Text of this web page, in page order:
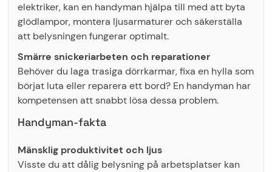
elektriker, kan en handyman hjälpa till med att byta
glödlampor, montera ljusarmaturer och säkerställa
att belysningen fungerar optimalt.
Smärre snickeriarbeten och reparationer
Behöver du laga trasiga dörrkarmar, fixa en hylla som
börjat luta eller reparera ett bord? En handyman har
kompetensen att snabbt lösa dessa problem.
Handyman-fakta
Mänsklig produktivitet och ljus
Visste du att dålig belysning på arbetsplatser kan